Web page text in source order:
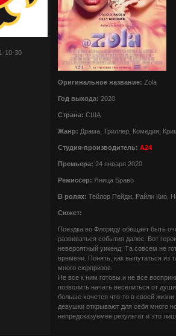
10-30
Оригинальное название: Zola
Год выхода: 2020
Страна: США
Жанр: Драма, Триллер, Комедия,
Студия-производитель: А24
Премьера: 24 января 2020
Режиссер: Яница Браво
В ролях: Тейлор Пейдж, Райли Кио,
Сюжет:
Поездка во Флориду обещает быть
развиваться события далее. Вот
невероятный уикенд. Та совсем не
времени. Понять, как выпутаться из
много сюрпризов.
Не все к ним готовы и не все
позволить начать веселиться от
больше хочется что-то в своей
девушки открывают для себя много
непредсказуемее результат и это